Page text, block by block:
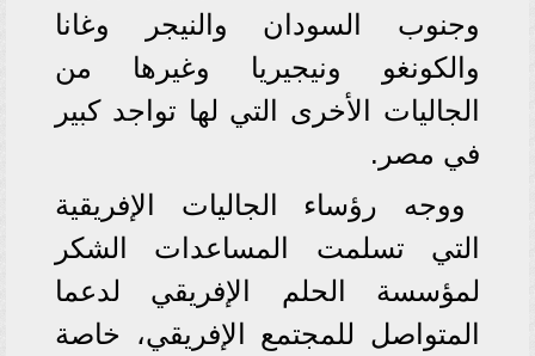
وجنوب السودان والنيجر وغانا
والكونغو ونيجيريا وغيرها من
الجاليات الأخرى التي لها تواجد كبير
في مصر.
ووجه رؤساء الجاليات الإفريقية
التي تسلمت المساعدات الشكر
لمؤسسة الحلم الإفريقي لدعما
المتواصل للمجتمع الإفريقي، خاصة